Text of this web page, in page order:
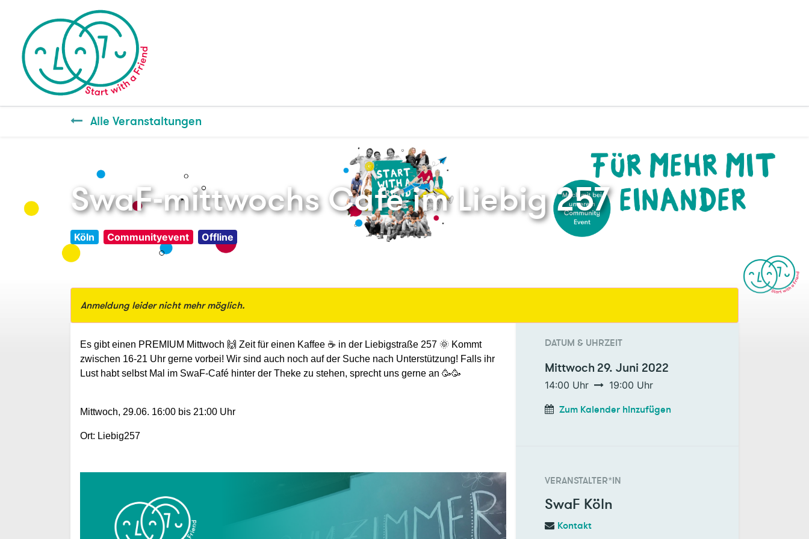
Alle Veranstaltungen
SwaF-mittwochs Café im Liebig 257
Köln Communityevent Offline
Anmeldung leider nicht mehr möglich.
Es gibt einen PREMIUM Mittwoch 🙌 Zeit für einen Kaffee ☕ in der Liebigstraße 257 🌞 Kommt
zwischen 16-21 Uhr gerne vorbei! Wir sind auch noch auf der Suche nach Unterstützung! Falls ihr
Lust habt selbst Mal im SwaF-Café hinter der Theke zu stehen, sprecht uns gerne an 🥳🥳
Mittwoch, 29.06. 16:00 bis 21:00 Uhr
Ort: Liebig257
DATUM & UHRZEIT
Mittwoch 29. Juni 2022
14:00 Uhr 19:00 Uhr
Zum Kalender hinzufügen
VERANSTALTER*IN
SwaF Köln
Kontakt